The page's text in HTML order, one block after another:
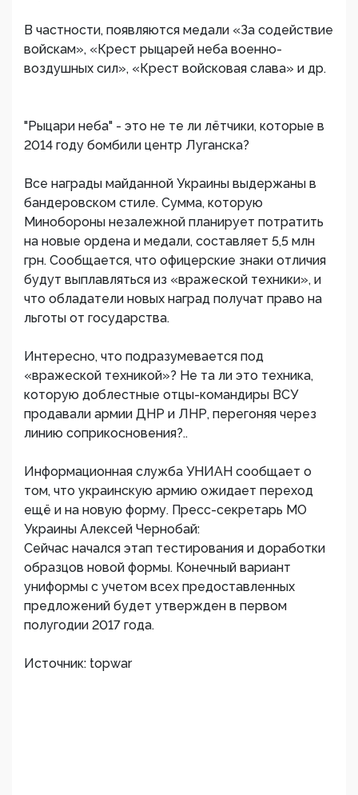
В частности, появляются медали «За содействие
войскам», «Крест рыцарей неба военно-
воздушных сил», «Крест войсковая слава» и др.
"Рыцари неба" - это не те ли лётчики, которые в
2014 году бомбили центр Луганска?
Все награды майданной Украины выдержаны в
бандеровском стиле. Сумма, которую
Минобороны незалежной планирует потратить
на новые ордена и медали, составляет 5,5 млн
грн. Сообщается, что офицерские знаки отличия
будут выплавляться из «вражеской техники», и
что обладатели новых наград получат право на
льготы от государства.
Интересно, что подразумевается под
«вражеской техникой»? Не та ли это техника,
которую доблестные отцы-командиры ВСУ
продавали армии ДНР и ЛНР, перегоняя через
линию соприкосновения?..
Информационная служба УНИАН сообщает о
том, что украинскую армию ожидает переход
ещё и на новую форму. Пресс-секретарь МО
Украины Алексей Чернобай:
Сейчас начался этап тестирования и доработки
образцов новой формы. Конечный вариант
униформы с учетом всех предоставленных
предложений будет утвержден в первом
полугодии 2017 года.
Источник: topwar